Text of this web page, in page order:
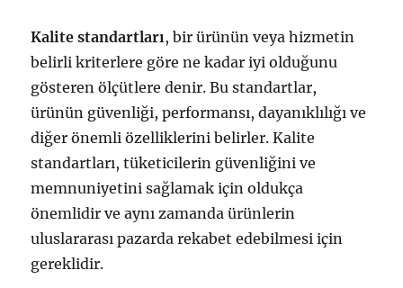
Kalite standartları, bir ürünün veya hizmetin
belirli kriterlere göre ne kadar iyi olduğunu
gösteren ölçütlere denir. Bu standartlar,
ürünün güvenliği, performansı, dayanıklılığı ve
diğer önemli özelliklerini belirler. Kalite
standartları, tüketicilerin güvenliğini ve
memnuniyetini sağlamak için oldukça
önemlidir ve aynı zamanda ürünlerin
uluslararası pazarda rekabet edebilmesi için
gereklidir.